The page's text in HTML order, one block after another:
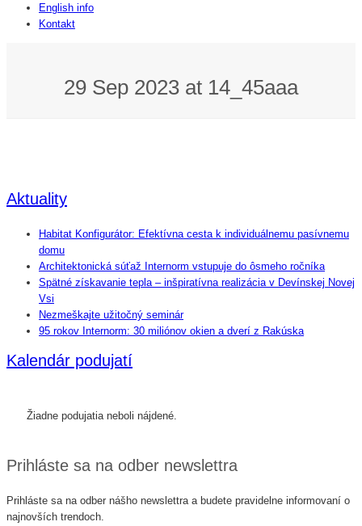
English info
Kontakt
29 Sep 2023 at 14_45aaa
Aktuality
Habitat Konfigurátor: Efektívna cesta k individuálnemu pasívnemu
domu
Architektonická súťaž Internorm vstupuje do ôsmeho ročníka
Spätné získavanie tepla – inšpiratívna realizácia v Devínskej Novej
Vsi
Nezmeškajte užitočný seminár
95 rokov Internorm: 30 miliónov okien a dverí z Rakúska
Kalendár podujatí
Žiadne podujatia neboli nájdené.
Prihláste sa na odber newslettra
Prihláste sa na odber nášho newslettra a budete pravidelne informovaní o
najnovších trendoch.